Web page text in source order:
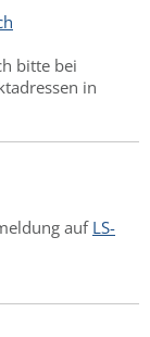
bitte bei
in
auf LS-